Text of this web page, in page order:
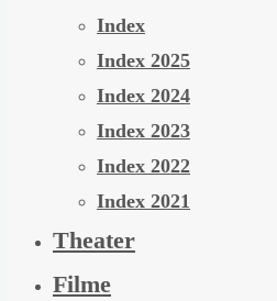
Index
Index 2025
Index 2024
Index 2023
Index 2022
Index 2021
Theater
Filme